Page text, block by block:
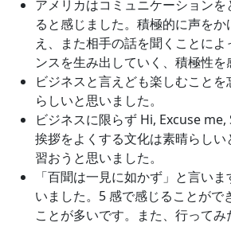
アメリカはコミュニケーション
ると感じました。積極的に声を
え、また相手の話を聞くことに
ンスを生み出していく、積極性を
ビジネスと言えども楽しむこと
らしいと思いました。
ビジネスに限らず Hi, Excuse
挨拶をよくする文化は素晴らし
習おうと思いました。
「百聞は一見に如かず」と言い
いました。5 感で感じることがで
ことが多いです。また、行ってみ